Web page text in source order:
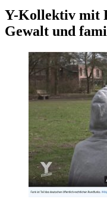
Y-Kollektiv mit
Gewalt und